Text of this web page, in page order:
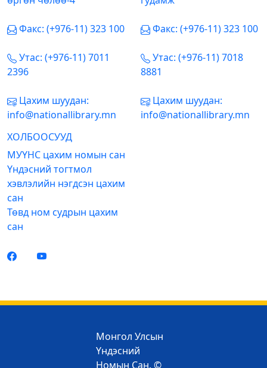
Факс: (+976-11) 323 100
Утас: (+976-11) 7011
2396
Цахим шуудан:
info@nationallibrary.mn
Факс: (+976-11) 323 100
Утас: (+976-11) 7018
8881
Цахим шуудан:
info@nationallibrary.mn
ХОЛБООСУУД
МУҮНС цахим номын сан
Үндэсний тогтмол
хэвлэлийн нэгдсэн цахим
сан
Төвд ном судрын цахим
сан
Монгол Улсын
Үндэсний
Номын Сан. ©